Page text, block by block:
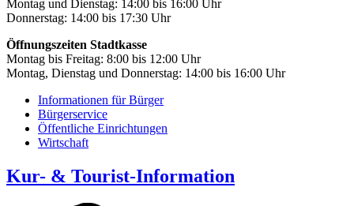
Montag und Dienstag: 14:00 bis 16:00 Uhr
Donnerstag: 14:00 bis 17:30 Uhr
Öffnungszeiten Stadtkasse
Montag bis Freitag: 8:00 bis 12:00 Uhr
Montag, Dienstag und Donnerstag: 14:00 bis 16:00 Uhr
Informationen für Bürger
Bürgerservice
Öffentliche Einrichtungen
Wirtschaft
Kur- & Tourist-Information